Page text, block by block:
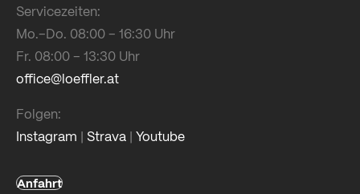
Servicezeiten:
Mo.–Do. 08:00 – 16:30 Uhr
Fr. 08:00 – 13:30 Uhr
office@loeffler.at
Folgen:
Instagram | Strava | Youtube
Anfahrt